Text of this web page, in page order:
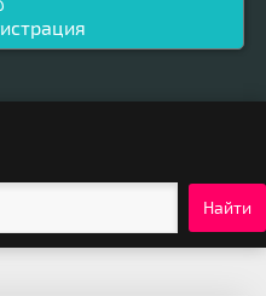
Найти